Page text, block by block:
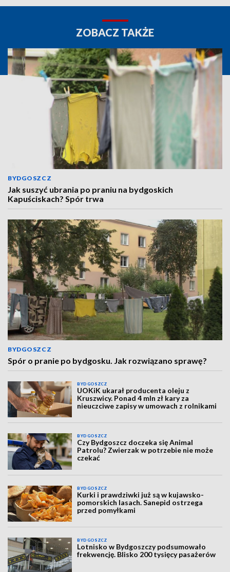
ZOBACZ TAKŻE
BYDGOSZCZ
Jak suszyć ubrania po praniu na bydgoskich
Kapuściskach? Spór trwa
BYDGOSZCZ
Spór o pranie po bydgosku. Jak rozwiązano sprawę?
BYDGOSZCZ
UOKiK ukarał producenta oleju z
Kruszwicy. Ponad 4 mln zł kary za
nieuczciwe zapisy w umowach z rolnikami
BYDGOSZCZ
Czy Bydgoszcz doczeka się Animal
Patrolu? Zwierzak w potrzebie nie może
czekać
BYDGOSZCZ
Kurki i prawdziwki już są w kujawsko-
pomorskich lasach. Sanepid ostrzega
przed pomyłkami
BYDGOSZCZ
Lotnisko w Bydgoszczy podsumowało
frekwencję. Blisko 200 tysięcy pasażerów